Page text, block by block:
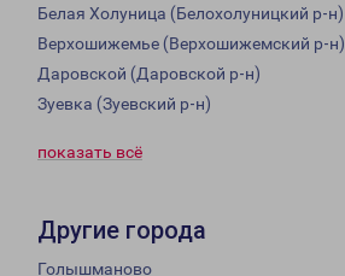
Белая Холуница (Белохолуницкий р-н)
Верхошижемье (Верхошижемский р-н)
Даровской (Даровской р-н)
Зуевка (Зуевский р-н)
показать всё
Другие города
Голышманово